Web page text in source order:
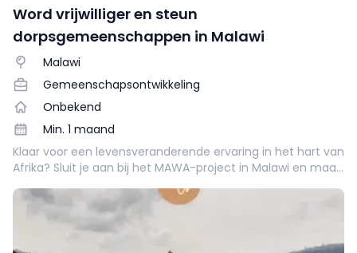
Word vrijwilliger en steun
dorpsgemeenschappen in Malawi
Malawi
Gemeenschapsontwikkeling
Onbekend
Min. 1 maand
Klaar voor een levensveranderende ervaring in het hart van
Afrika? Sluit je aan bij het MAWA-project in Malawi en maak
authentieke dorpsleven ervaart! 🌍